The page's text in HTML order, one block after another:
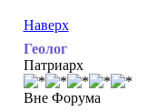
Наверх
Геолог
Патриарх
Вне Форума